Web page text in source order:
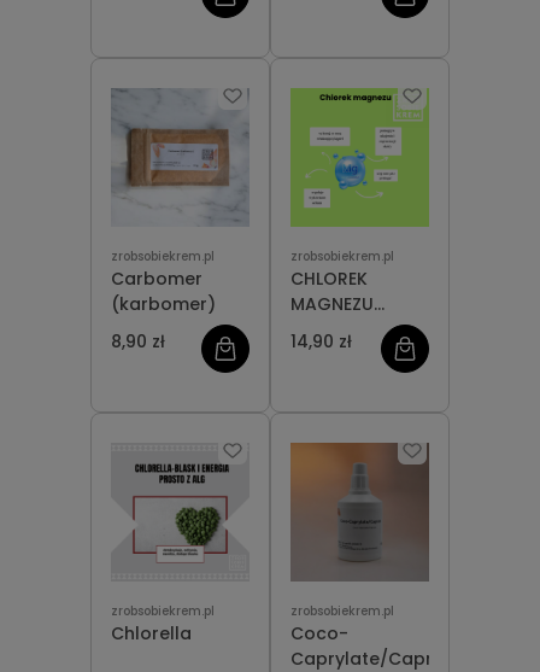
zrobsobiekrem.pl
Carbomer
(karbomer)
8,90 zł
zrobsobiekrem.pl
CHLOREK
MAGNEZU
SZEŚCIOWODNY
14,90 zł
zrobsobiekrem.pl
Chlorella
zrobsobiekrem.pl
Coco-
Caprylate/Caprate